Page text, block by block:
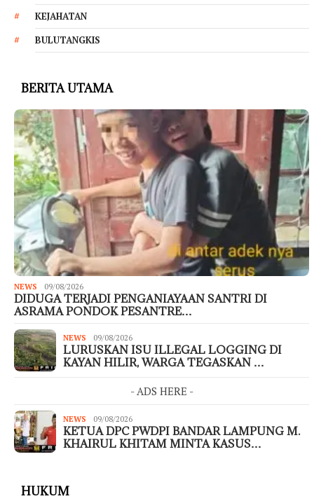
KEJAHATAN
BULUTANGKIS
BERITA UTAMA
NEWS 09/08/2026
DIDUGA TERJADI PENGANIAYAAN SANTRI DI
ASRAMA PONDOK PESANTRE…
NEWS 09/08/2026
LURUSKAN ISU ILLEGAL LOGGING DI
KAYAN HILIR, WARGA TEGASKAN …
- ADS HERE -
NEWS 09/08/2026
KETUA DPC PWDPI BANDAR LAMPUNG M.
KHAIRUL KHITAM MINTA KASUS…
HUKUM